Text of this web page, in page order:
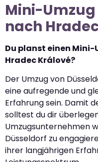
Mini-
nach
Du planst einen
Hradec Králové?
Der Umzug von
eine aufregende und
Erfahrung sein. Damit
solltest du dir
Umzugsunternehmen
Düsseldorf zu
ihrer langjährigen